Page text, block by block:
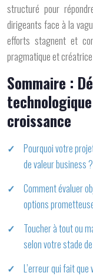
structuré pour
dirigeants face à la
efforts stagnent et
pragmatique et créatrice
Sommaire :
croissance
Pourquoi votre
de valeur business ?
Comment évaluer
options
Toucher à tout ou
selon votre stade
L’erreur qui fait